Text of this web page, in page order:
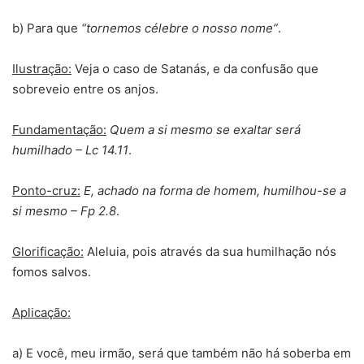
b) Para que “tornemos célebre o nosso nome”.
Ilustração: Veja o caso de Satanás, e da confusão que
sobreveio entre os anjos.
Fundamentação: Quem a si mesmo se exaltar será
humilhado – Lc 14.11.
Ponto-cruz: E, achado na forma de homem, humilhou-se a
si mesmo – Fp 2.8.
Glorificação: Aleluia, pois através da sua humilhação nós
fomos salvos.
Aplicação:
a) E você, meu irmão, será que também não há soberba em